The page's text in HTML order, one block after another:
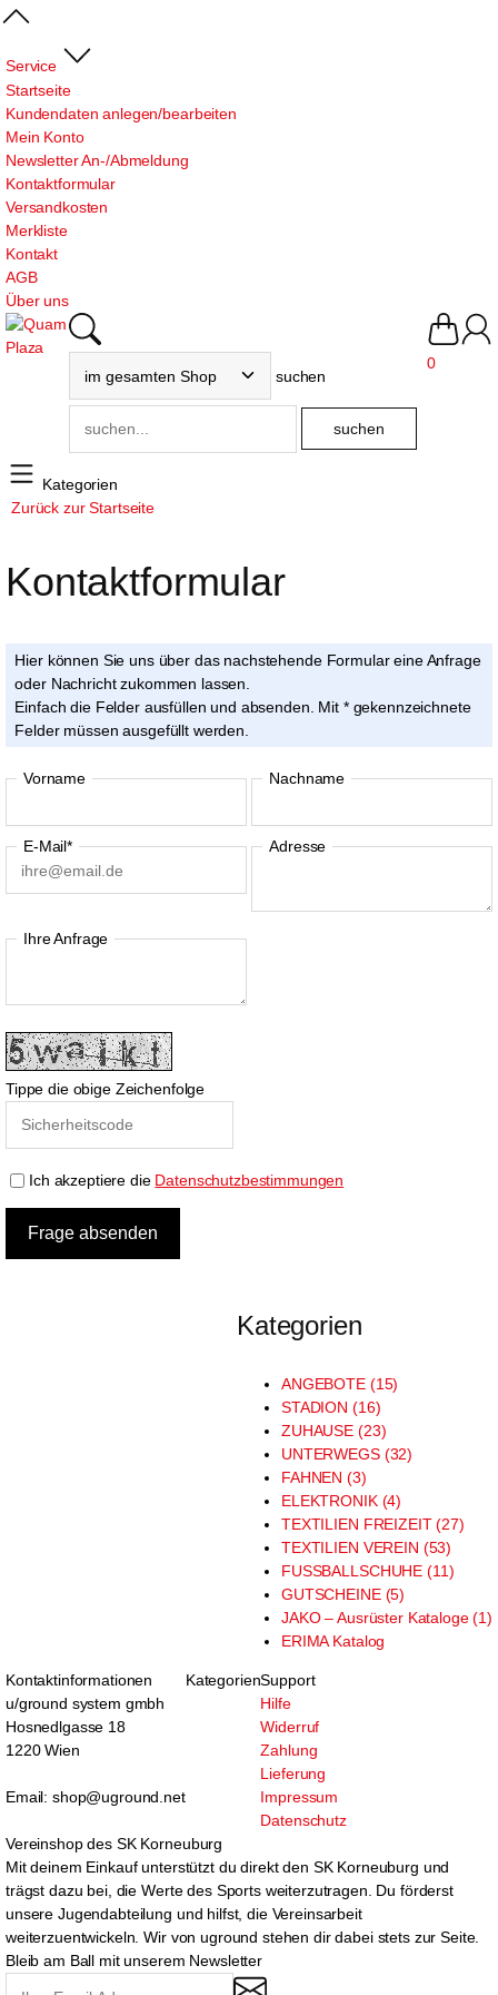
Service
Startseite
Kundendaten anlegen/bearbeiten
Mein Konto
Newsletter An-/Abmeldung
Kontaktformular
Versandkosten
Merkliste
Kontakt
AGB
Über uns
suchen
0
Kategorien
Zurück zur Startseite
Kontaktformular
Hier können Sie uns über das nachstehende Formular eine Anfrage
oder Nachricht zukommen lassen.
Einfach die Felder ausfüllen und absenden. Mit * gekennzeichnete
Felder müssen ausgefüllt werden.
Vorname Nachname
E-Mail* Adresse
Ihre Anfrage
Tippe die obige Zeichenfolge
Ich akzeptiere die Datenschutzbestimmungen
Kategorien
ANGEBOTE (15)
STADION (16)
ZUHAUSE (23)
UNTERWEGS (32)
FAHNEN (3)
ELEKTRONIK (4)
TEXTILIEN FREIZEIT (27)
TEXTILIEN VEREIN (53)
FUSSBALLSCHUHE (11)
GUTSCHEINE (5)
JAKO – Ausrüster Kataloge (1)
ERIMA Katalog
Kontaktinformationen
u/ground system gmbh
Hosnedlgasse 18
1220 Wien
Email: shop@uground.net
KategorienSupport
Hilfe
Widerruf
Zahlung
Lieferung
Impressum
Datenschutz
Vereinshop des SK Korneuburg
Mit deinem Einkauf unterstützt du direkt den SK Korneuburg und
trägst dazu bei, die Werte des Sports weiterzutragen. Du förderst
unsere Jugendabteilung und hilfst, die Vereinsarbeit
weiterzuentwickeln. Wir von uground stehen dir dabei stets zur Seite.
Bleib am Ball mit unserem Newsletter